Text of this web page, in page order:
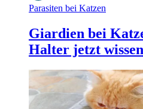
Parasiten bei Katzen
Giardien bei
Halter jetzt wissen